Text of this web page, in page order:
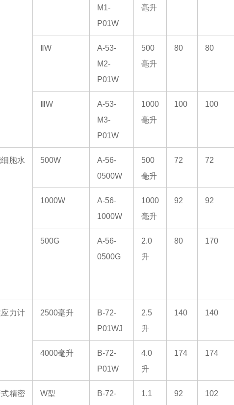
M1-
P01W
毫升
ⅡW
A-53-
M2-
P01W
500
毫升
80 80
ⅢW
A-53-
M3-
P01W
1000
毫升
100 100
胞水
500W
A-56-
0500W
500
毫升
72 72
1000W
A-56-
1000W
1000
毫升
92 92
500G
A-56-
0500G
2.0
升
80 170
力计
2500毫升
B-72-
P01WJ
2.5
升
140 140
4000毫升
B-72-
P01W
4.0
升
174 174
精密 W型 B-72- 1.1 92 102